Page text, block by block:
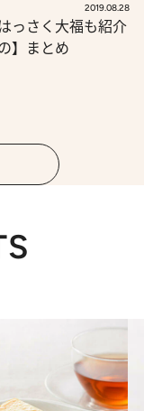
2019.08.28
っさく大福も紹介
】まとめ